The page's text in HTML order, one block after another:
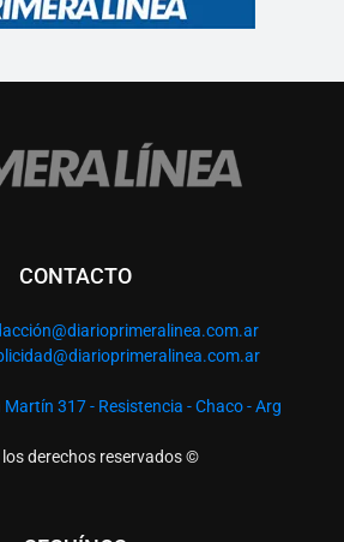
CONTACTO
n@diarioprimeralinea.com.ar
Martín 317 - Resistencia - Chaco - Arg
los derechos reservados ©